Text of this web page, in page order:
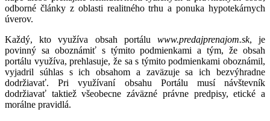
odborné články z oblasti realitného trhu a ponuka hypotekárnych
úverov.
Každý, kto využíva obsah portálu www.predajprenajom.sk, je
povinný sa oboznámiť s týmito podmienkami a tým, že obsah
portálu využíva, prehlasuje, že sa s týmito podmienkami oboznámil,
vyjadril súhlas s ich obsahom a zaväzuje sa ich bezvýhradne
dodržiavať. Pri využívaní obsahu Portálu musí návštevník
dodržiavať taktiež všeobecne záväzné právne predpisy, etické a
morálne pravidlá.